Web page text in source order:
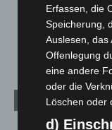
Schwarz Digits
2. August 2026
Kategorien
Erfassen, die
Speicherung,
Auslesen, das
Offenlegung
eine andere
oder die
Löschen oder
d)